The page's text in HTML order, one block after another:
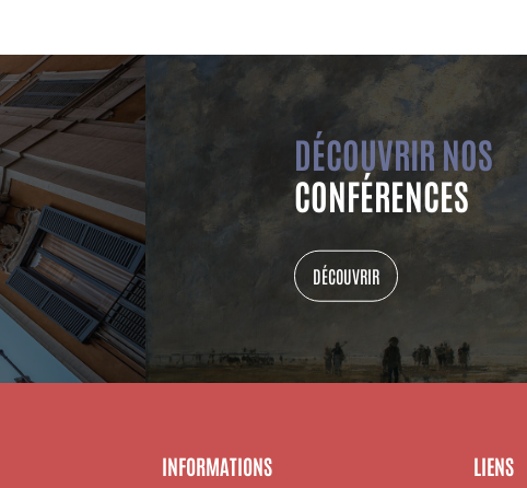
DÉCOUVRIR NOS
CONFÉRENCES
DÉCOUVRIR
INFORMATIONS LIENS